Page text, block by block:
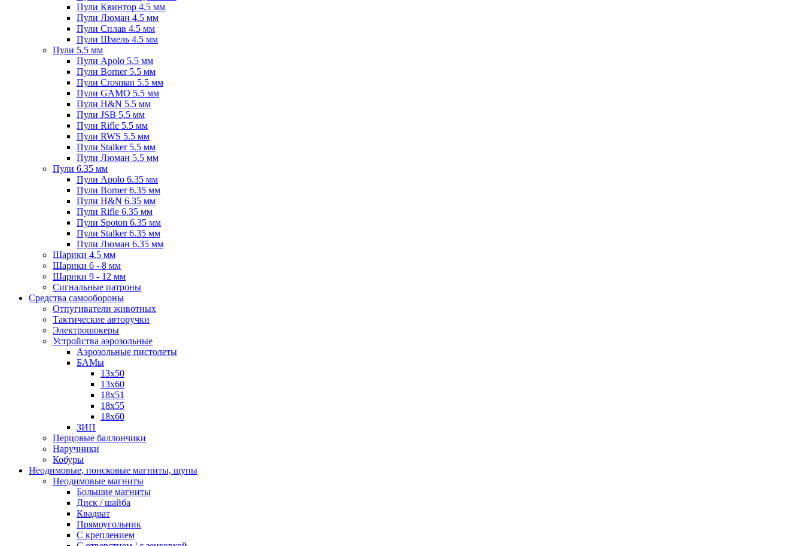
Пули Квинтор 4.5 мм
Пули Люман 4.5 мм
Пули Сплав 4.5 мм
Пули Шмель 4.5 мм
Пули 5.5 мм
Пули Apolo 5.5 мм
Пули Borner 5.5 мм
Пули Crosman 5.5 мм
Пули GAMO 5.5 мм
Пули H&N 5.5 мм
Пули JSB 5.5 мм
Пули Rifle 5.5 мм
Пули RWS 5.5 мм
Пули Stalker 5.5 мм
Пули Люман 5.5 мм
Пули 6.35 мм
Пули Apolo 6.35 мм
Пули Borner 6.35 мм
Пули H&N 6.35 мм
Пули Rifle 6.35 мм
Пули Spoton 6.35 мм
Пули Stalker 6.35 мм
Пули Люман 6.35 мм
Шарики 4.5 мм
Шарики 6 - 8 мм
Шарики 9 - 12 мм
Сигнальные патроны
Средства самообороны
Отпугиватели животных
Тактические авторучки
Электрошокеры
Устройства аэрозольные
Аэрозольные пистолеты
БАМы
13х50
13х60
18х51
18х55
18х60
ЗИП
Перцовые баллончики
Наручники
Кобуры
Неодимовые, поисковые магниты, щупы
Неодимовые магниты
Большие магниты
Диск / шайба
Квадрат
Прямоугольник
С креплением